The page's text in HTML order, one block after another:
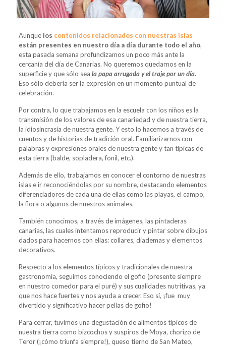
Aunque los contenidos relacionados con nuestras islas
están presentes en nuestro día a día durante todo el año,
esta pasada semana profundizamos un poco más ante la
cercanía del día de Canarias. No queremos quedarnos en la
superficie y que sólo sea la papa arrugada y el traje por un día.
Eso sólo debería ser la expresión en un momento puntual de
celebración.
Por contra, lo que trabajamos en la escuela con los niños es la
transmisión de los valores de esa canariedad y de nuestra tierra,
la idiosincrasia de nuestra gente. Y esto lo hacemos a través de
cuentos y de historias de tradición oral. Familiarizarnos con
palabras y expresiones orales de nuestra gente y tan típicas de
esta tierra (balde, sopladera, fonil, etc.).
Además de ello, trabajamos en conocer el contorno de nuestras
islas e ir reconociéndolas por su nombre, destacando elementos
diferenciadores de cada una de ellas como las playas, el campo,
la flora o algunos de nuestros animales.
También conocimos, a través de imágenes, las pintaderas
canarias, las cuales intentamos reproducir y pintar sobre dibujos
dados para hacernos con ellas: collares, diademas y elementos
decorativos.
Respecto a los elementos típicos y tradicionales de nuestra
gastronomía, seguimos conociendo el gofio (presente siempre
en nuestro comedor para el puré) y sus cualidades nutritivas, ya
que nos hace fuertes y nos ayuda a crecer. Eso sí, ¡fue muy
divertido y significativo hacer pellas de gofio!
Para cerrar, tuvimos una degustación de alimentos típicos de
nuestra tierra como bizcochos y suspiros de Moya, chorizo de
Teror (¡cómo triunfa siempre!), queso tierno de San Mateo,